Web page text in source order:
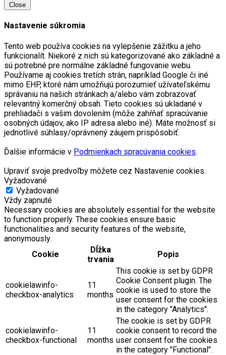
Close
Nastavenie súkromia
Tento web používa cookies na vylepšenie zážitku a jeho
funkcionalít. Niekoré z nich sú kategorizované ako základné a
sú potrebné pre normálne základné fungovanie webu.
Používame aj cookies tretích strán, napríklad Google či iné
mimo EHP, ktoré nám umožňujú porozumieť užívateľskému
správaniu na našich stránkach a/alebo vám zobrazovať
relevantný komerčný obsah. Tieto cookies sú ukladané v
prehliadači s vašim dovolením (môže zahŕňať spracúvanie
osobných údajov, ako IP adresa alebo iné). Máte možnosť si
jednotlivé súhlasy/oprávnený záujem prispôsobiť.
Ďalšie informácie v Podmienkach spracúvania cookies.
Upraviť svoje predvoľby môžete cez Nastavenie cookies.
Vyžadované
Vyžadované
Vždy zapnuté
Necessary cookies are absolutely essential for the website
to function properly. These cookies ensure basic
functionalities and security features of the website,
anonymously.
Cookie
Dĺžka
trvania
Popis
cookielawinfo-
checkbox-analytics
11
months
This cookie is set by GDPR
Cookie Consent plugin. The
cookie is used to store the
user consent for the cookies
in the category "Analytics".
cookielawinfo-
checkbox-functional
11
months
The cookie is set by GDPR
cookie consent to record the
user consent for the cookies
in the category "Functional".